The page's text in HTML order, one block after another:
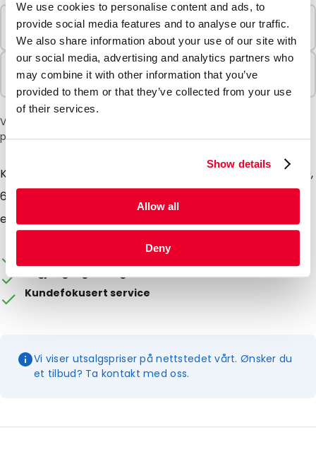
We use cookies to personalise content and ads, to
provide social media features and to analyse our traffic.
We also share information about your use of our site with
our social media, advertising and analytics partners who
may combine it with other information that you’ve
provided to them or that they’ve collected from your use
of their services.
Show details
Allow all
Deny
Minimumsbestilling
1 Enheter
Selges i pakker
1 Enheter
Vær oppmerksom på: et tillegg på 6 % vil bli lagt til i kassen
på grunn av den nåværende situasjonen i Midtøsten.
Kjøleelementer for +4, -18, -21 eller -30 °C på 200, 500,
600, 1 000, 2 000 eller 3 000 ml. Passer til SilverBag
eller BlueLine Box
Emballasjen kan tilpasses
Kundefokusert service
Vi viser utsalgspriser på nettstedet vårt. Ønsker du
et tilbud? Ta kontakt med oss.